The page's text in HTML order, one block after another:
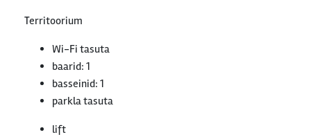
Territoorium
Wi-Fi tasuta
baarid: 1
basseinid: 1
parkla tasuta
lift